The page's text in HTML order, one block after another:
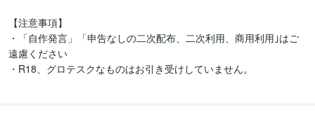
【注意事項】
・「自作発言」「申告なしの二次配布、二次利用、商用利用｣はご
遠慮ください
・R18、グロテスクなものはお引き受けしていません。